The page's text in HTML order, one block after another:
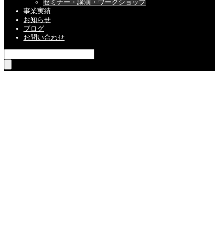
セミナー・講演・ワークショップ
事業実績
お知らせ
ブログ
お問い合わせ